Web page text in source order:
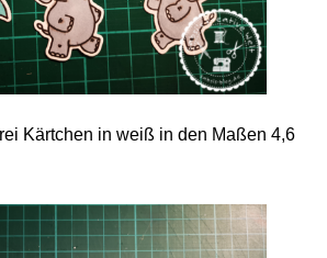
Kärtchen in weiß in den Maßen 4,6